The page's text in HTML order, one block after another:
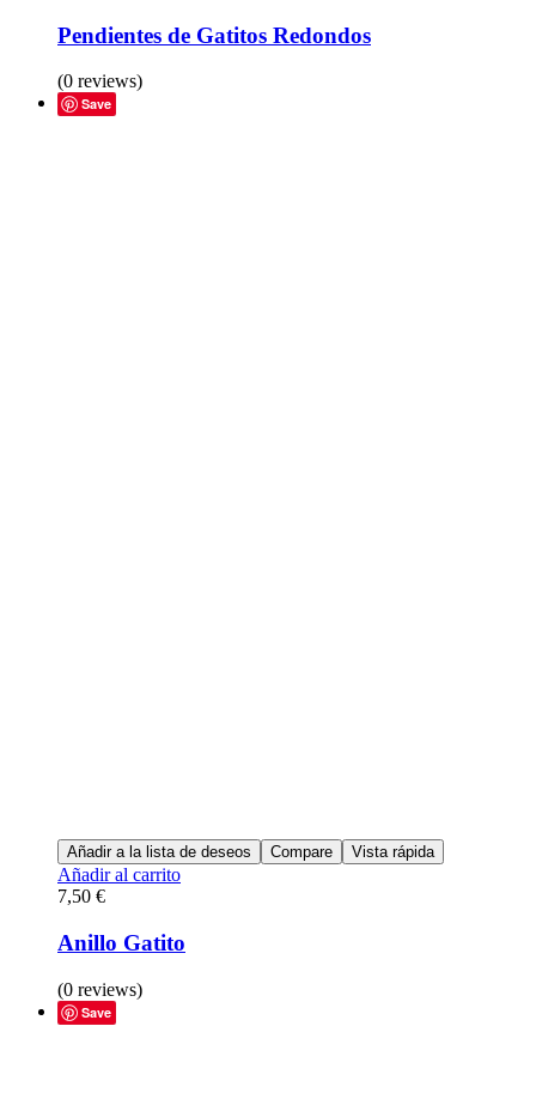
Pendientes de Gatitos Redondos
(0 reviews)
Save
Añadir a la lista de deseos Compare Vista rápida
Añadir al carrito
7,50 €
Anillo Gatito
(0 reviews)
Save